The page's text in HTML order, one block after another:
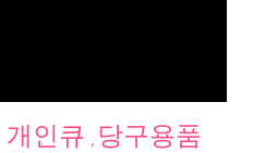
인큐 ,당구용품